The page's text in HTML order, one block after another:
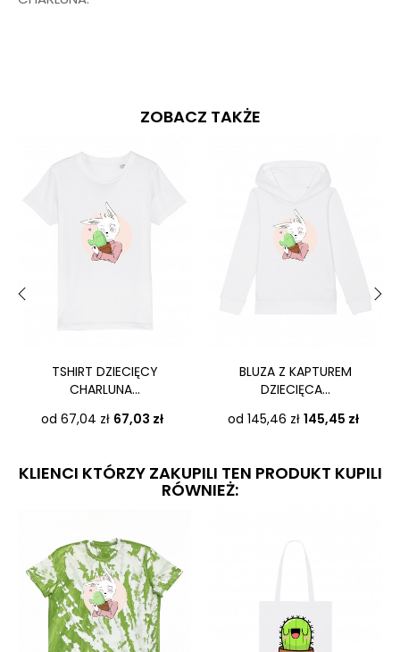
ZOBACZ TAKŻE
TSHIRT DZIECIĘCY
CHARLUNA...
od 67,04 zł Cena
67,03 zł
BLUZA Z KAPTUREM
DZIECIĘCA...
od 145,46 zł Cena
145,45 zł
KLIENCI KTÓRZY ZAKUPILI TEN PRODUKT KUPILI
RÓWNIEŻ: